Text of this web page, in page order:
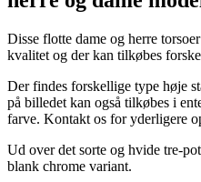
Disse flotte dame og herre
kvalitet og der kan tilkøbes
Der findes forskellige type høje
på billedet kan også tilkøbes i
farve. Kontakt os for yderligere
Ud over det sorte og hvide tre-
blank chrome variant.